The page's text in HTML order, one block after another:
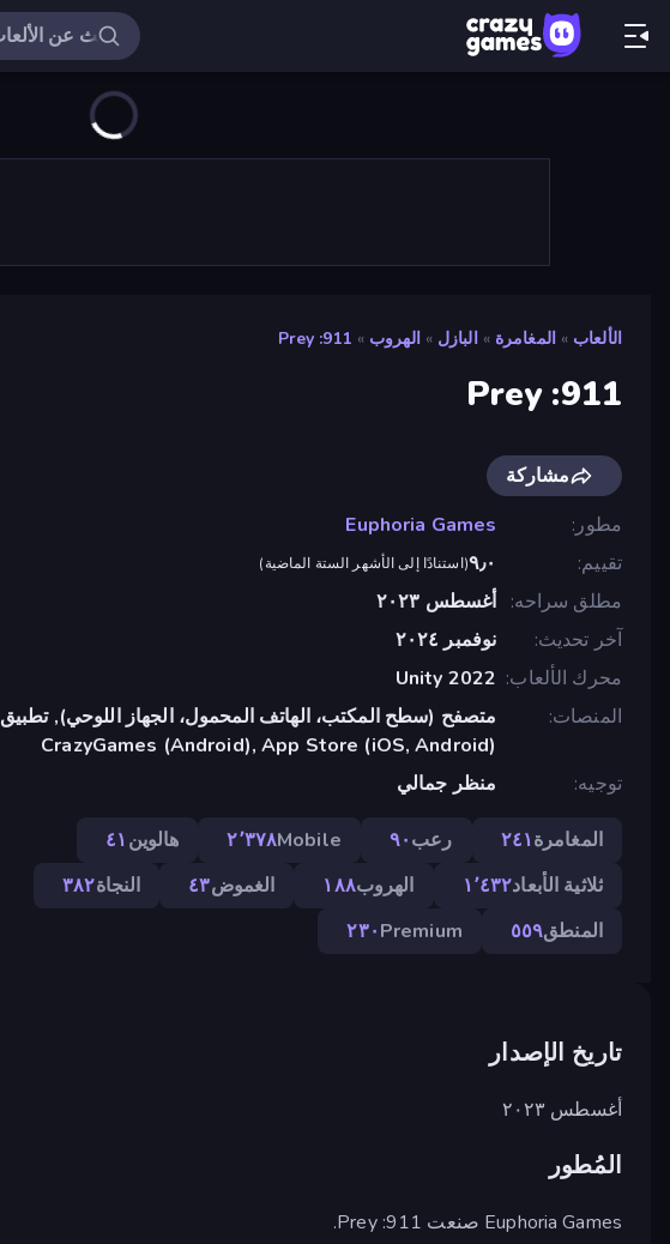
الألعاب » المغامرة » البازل » الهروب »
911: Prey
911: Prey
مشاركة
مطور
Euphoria Games
تقييم
٩٫٠(استنادًا إلى الأشهر الستة الماضية)
مطلق سراحه
أغسطس ٢٠٢٣
آخر تحديث
نوفمبر ٢٠٢٤
محرك الألعاب Unity 2022
المنصات
متصفح (سطح المكتب، الهاتف المحمول، الجهاز اللوحي), تطبيق
CrazyGames (Android), App Store (iOS, Android)
توجيه
منظر جمالي
المغامرة٢٤١ رعب٩٠ Mobile٢٬٣٧٨ هالوين٤١
ثلاثية الأبعاد١٬٤٣٢ الهروب١٨٨ الغموض٤٣ النجاة٣٨٢
المنطق٥٥٩ Premium٢٣٠
تاريخ الإصدار
أغسطس ٢٠٢٣
المُطور
Euphoria Games صنعت 911: Prey.